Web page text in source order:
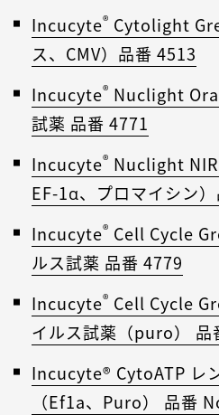
Incucyte® Cytolight
ス、CMV）品番 4513
Incucyte® Nuclight
試薬 品番 4771
Incucyte® Nuclight NIR
EF-1α、プロマイシン
Incucyte® Cell Cycle
ルス試薬 品番 4779
Incucyte® Cell Cycle
イルス試薬（puro） 品
Incucyte® CytoATP レ
（Ef1a、Puro） 品番